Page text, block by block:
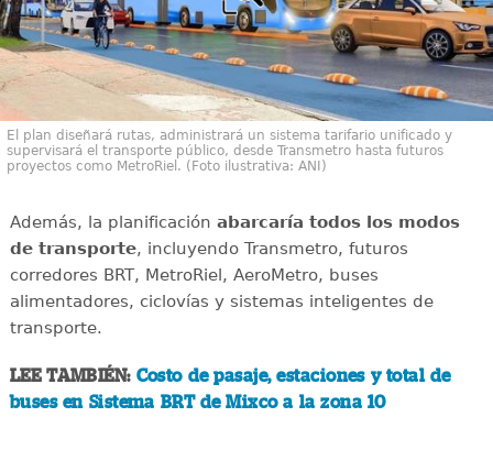
El plan diseñará rutas, administrará un sistema tarifario unificado y
supervisará el transporte público, desde Transmetro hasta futuros
proyectos como MetroRiel. (Foto ilustrativa: ANI)
Además, la planificación abarcaría todos los modos
de transporte, incluyendo Transmetro, futuros
corredores BRT, MetroRiel, AeroMetro, buses
alimentadores, ciclovías y sistemas inteligentes de
transporte.
LEE TAMBIÉN: Costo de pasaje, estaciones y total de
buses en Sistema BRT de Mixco a la zona 10